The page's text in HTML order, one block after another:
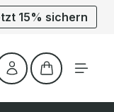
15% sichern
Warenkorb